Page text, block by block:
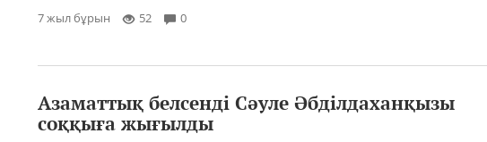
7 жыл бұрын 52 0
Азаматтық белсенді Сәуле Әбділдаханқызы
соққыға жығылды